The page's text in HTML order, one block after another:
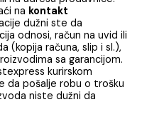
prijema reklamacija i
reklamacijama.
popunjavanjem
trgovcu na e-mail
ili na adresu
na